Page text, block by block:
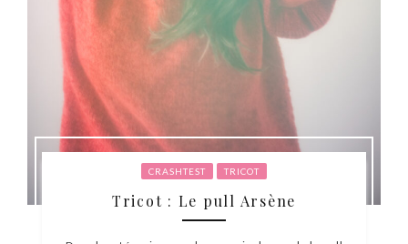
CRASHTEST TRICOT
Tricot : Le pull Arsène